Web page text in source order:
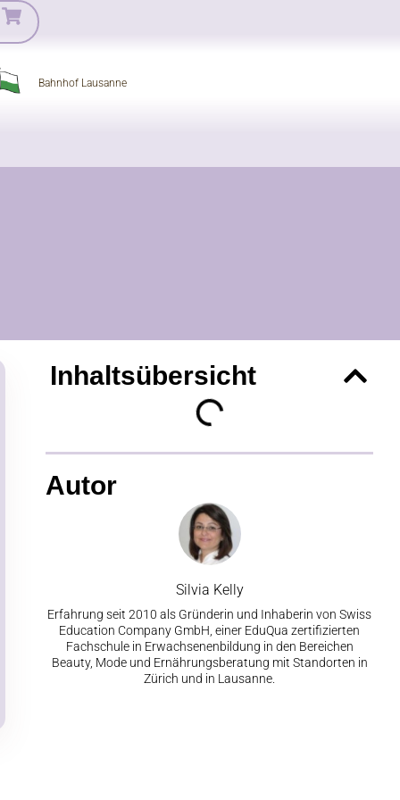
Bahnhof Lausanne
Inhaltsübersicht
Autor
Silvia Kelly
Erfahrung seit 2010 als Gründerin und Inhaberin von Swiss
Education Company GmbH, einer EduQua zertifizierten
Fachschule in Erwachsenenbildung in den Bereichen
Beauty, Mode und Ernährungsberatung mit Standorten in
Zürich und in Lausanne.